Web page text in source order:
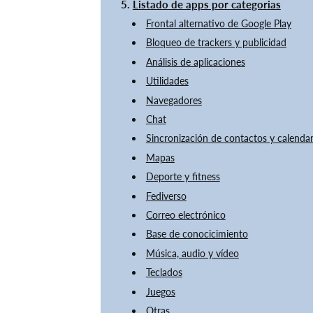
Listado de apps por categorias
Frontal alternativo de Google Play
Bloqueo de trackers y publicidad
Análisis de aplicaciones
Utilidades
Navegadores
Chat
Sincronización de contactos y
Mapas
Deporte y fitness
Fediverso
Correo electrónico
Base de conocicimiento
Música, audio y vídeo
Teclados
Juegos
Otras